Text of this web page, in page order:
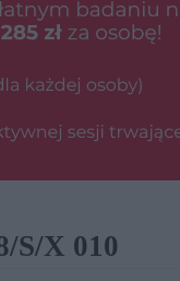
S/X 010